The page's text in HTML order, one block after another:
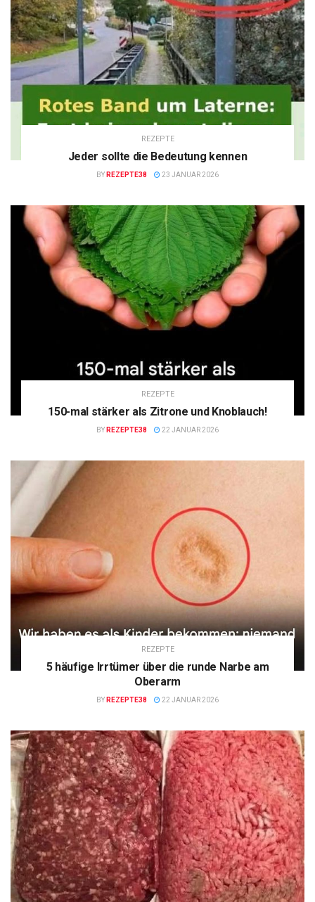
REZEPTE
Jeder sollte die Bedeutung kennen
BY REZEPTE38 23 JANUAR 2026
REZEPTE
150-mal stärker als Zitrone und Knoblauch!
BY REZEPTE38 22 JANUAR 2026
REZEPTE
5 häufige Irrtümer über die runde Narbe am
Oberarm
BY REZEPTE38 22 JANUAR 2026